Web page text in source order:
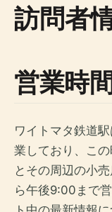
訪問者
営業時
ワイトマタ鉄道
業しており、こ
とその周辺の小
ら午後9:00まで